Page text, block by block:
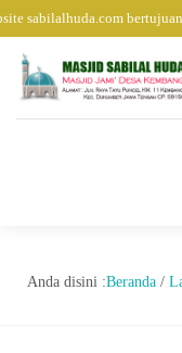
sabilalhuda.com
Anda disini :Beranda /